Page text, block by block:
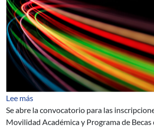
Lee más
Se abre la convocatorio para las
Movilidad Académica y Programa de